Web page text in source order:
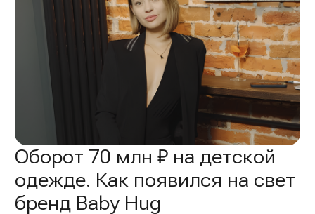
Оборот 70 млн ₽ на детской
одежде. Как появился на свет
бренд Baby Hug